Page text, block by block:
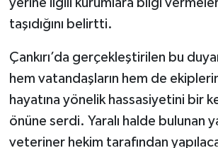
taşıdığını belirtti.
Çankırı’da gerçekleştirilen bu
hem vatandaşların hem de
hayatına yönelik hassasiyetini bir
önüne serdi. Yaralı halde bulunan
veteriner hekim tarafından